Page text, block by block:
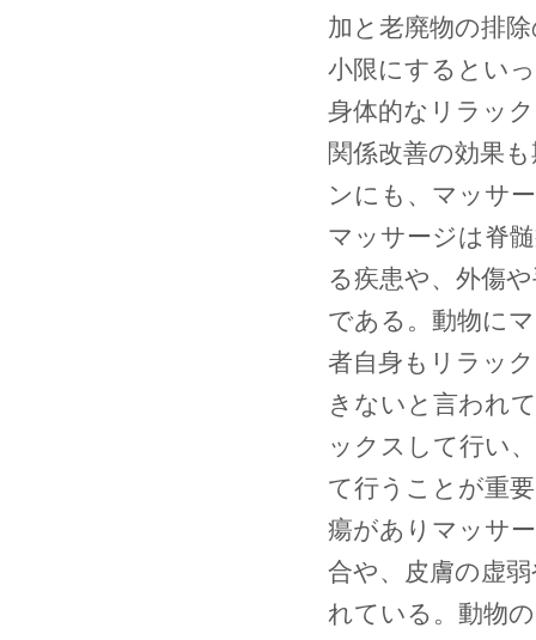
加と老廃物の排
小限にするとい
身体的なリラッ
関係改善の効果
ンにも、マッサ
マッサージは脊
る疾患や、外傷
である。動物に
者自身もリラッ
きないと言われ
ックスして行い
て行うことが重
瘍がありマッサ
合や、皮膚の虚
れている。動物